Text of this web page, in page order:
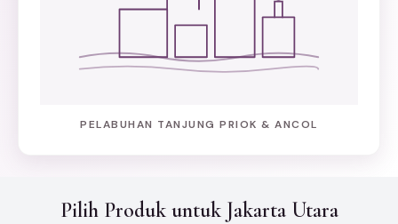
PELABUHAN TANJUNG PRIOK & ANCOL
Pilih Produk untuk Jakarta Utara